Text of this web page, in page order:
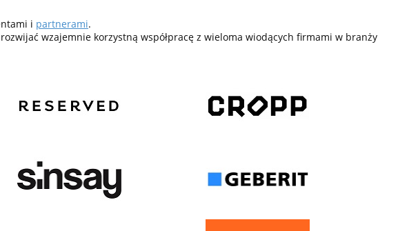
i partnerami.
wzajemnie korzystną współpracę z wieloma wiodących firmami w branży